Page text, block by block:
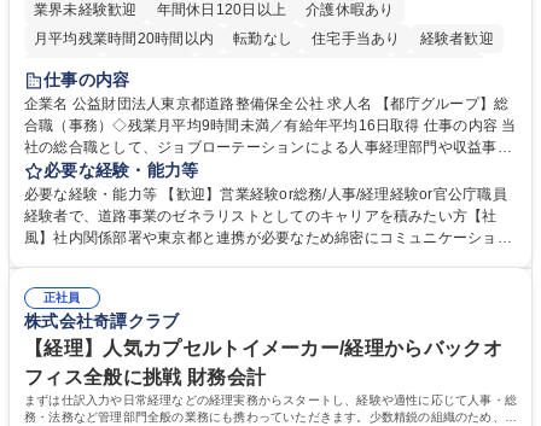
業界未経験歓迎
年間休日120日以上
介護休暇あり
月平均残業時間20時間以内
転勤なし 住宅手当あり
経験者歓迎
研修あり
退職金あり
駅近5分以内
資格取得手当あり 食事補助あり
仕事の内容
企業名 公益財団法人東京都道路整備保全公社 求人名 【都庁グループ】総
合職（事務）◇残業月平均9時間未満／有給年平均16日取得 仕事の内容 当
社の総合職として、ジョブローテーションによる人事経理部門や収益事業
等のフロント部門の部署等幅広い部署での業務をお任せいたします。研修
制度やキャリア支援が充実しております！ ※下記業務詳細 【業務詳細】■
管理部門：広報、人事、経理など当公社の運営に係る管理業務 ■収益部
門：駐車場の新規開拓、管理運営、新宿駅西口広場の「イベントコーナ
道路施設や道路工事現場の見学ツアー事業 ※入社後は上記いずれかの部門
へ配属。※業務内容変更の範囲：会社の定める業務 募集職種 【都庁グル
ープ】総合職（事務）◇残業月平均9時間未満／有給年平均16日取得
必要な経験・能力等
必要な経験・能力等 【歓迎】営業経験or総務/人事/経理経験or官公庁職員
経験者で、道路事業のゼネラリストとしてのキャリアを積みたい方【社
風】社内関係部署や東京都と連携が必要なため綿密にコミュニケーション
部門など多岐に渡る業務を経験できます。 ■様々なプロジェクト：駐車場
事業の他、新宿駅西口広場内に設置された照明を兼ねた広告「ブライトサ
イン」の管理運営を行うなど、事業収益を生み出す活動を積極的に行って
います。 学歴・資格 学歴：大学院 大学 高専 短大 専修学校 高校 語学力：
資格：
正社員
株式会社奇譚クラブ
【経理】人気カプセルトイメーカー/経理からバックオ
フィス全般に挑戦 財務会計
まずは仕訳入力や日常経理などの経理実務からスタートし、経験や適性に応じて人事・総
務・法務など管理部門全般の業務にも携わっていただきます。少数精鋭の組織のため、管